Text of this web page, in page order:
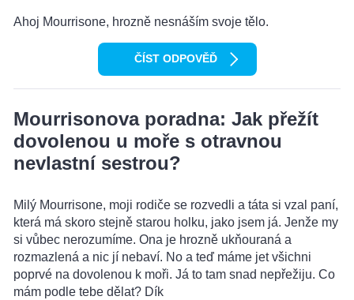
Ahoj Mourrisone, hrozně nesnáším svoje tělo.
ČÍST ODPOVĚĎ
Mourrisonova poradna: Jak přežít
dovolenou u moře s otravnou
nevlastní sestrou?
Milý Mourrisone, moji rodiče se rozvedli a táta si vzal paní,
která má skoro stejně starou holku, jako jsem já. Jenže my
si vůbec nerozumíme. Ona je hrozně ukňouraná a
rozmazlená a nic jí nebaví. No a teď máme jet všichni
poprvé na dovolenou k moři. Já to tam snad nepřežiju. Co
mám podle tebe dělat? Dík